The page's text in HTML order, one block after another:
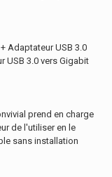
Adaptateur USB 3.0
USB 3.0 vers Gigabit
prend en charge
de l'utiliser en le
sans installation